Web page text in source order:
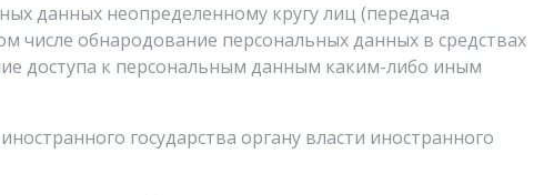
данных неопределенному кругу лиц (передача
числе обнародование персональных данных в средствах
доступа к персональным данным каким-либо иным
государства органу власти иностранного